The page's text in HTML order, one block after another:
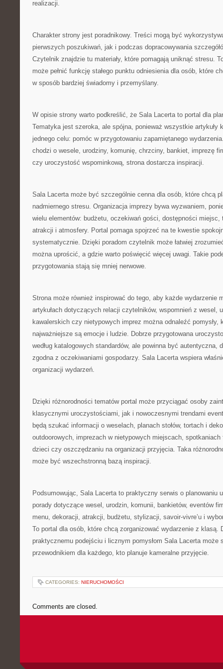
realizacji.
Charakter strony jest poradnikowy. Treści mogą być
pierwszych poszukiwań, jak i podczas dopracowywania
Czytelnik znajdzie tu materiały, które pomagają uniknąć stresu.
może pełnić funkcję stałego punktu odniesienia dla osób, które
w sposób bardziej świadomy i przemyślany.
W opisie strony warto podkreślić, że Sala Lacerta to portal dla
Tematyka jest szeroka, ale spójna, ponieważ wszystkie artykuły
jednego celu: pomóc w przygotowaniu zapamiętanego
chodzi o wesele, urodziny, komunię, chrzciny, bankiet, imprezę
czy uroczystość wspominkową, strona dostarcza inspiracji.
Sala Lacerta może być szczególnie cenna dla osób, które chcą
nadmiernego stresu. Organizacja imprezy bywa wyzwaniem,
wielu elementów: budżetu, oczekiwań gości, dostępności miejsc,
atrakcji i atmosfery. Portal pomaga spojrzeć na te kwestie
systematycznie. Dzięki poradom czytelnik może łatwiej
można uprościć, a gdzie warto poświęcić więcej uwagi. Takie
przygotowania stają się mniej nerwowe.
Strona może również inspirować do tego, aby każde wydarzenie
artykułach dotyczących relacji czytelników, wspomnień z wesel,
kawalerskich czy nietypowych imprez można odnaleźć pomysły,
najważniejsze są emocje i ludzie. Dobrze przygotowana
według katalogowych standardów, ale powinna być autentyczna,
zgodna z oczekiwaniami gospodarzy. Sala Lacerta wspiera
organizacji wydarzeń.
Dzięki różnorodności tematów portal może przyciągać osoby
klasycznymi uroczystościami, jak i nowoczesnymi trendami
będą szukać informacji o weselach, planach stołów, tortach i
outdoorowych, imprezach w nietypowych miejscach,
dzieci czy oszczędzaniu na organizacji przyjęcia. Taka
może być wszechstronną bazą inspiracji.
Podsumowując, Sala Lacerta to praktyczny serwis o planowaniu
porady dotyczące wesel, urodzin, komunii, bankietów, eventów
menu, dekoracji, atrakcji, budżetu, stylizacji, savoir-vivre’u i
To portal dla osób, które chcą zorganizować wydarzenie z klasą.
praktycznemu podejściu i licznym pomysłom Sala Lacerta może
przewodnikiem dla każdego, kto planuje kameralne przyjęcie.
CATEGORIES: NIERUCHOMOŚCI
Comments are closed.